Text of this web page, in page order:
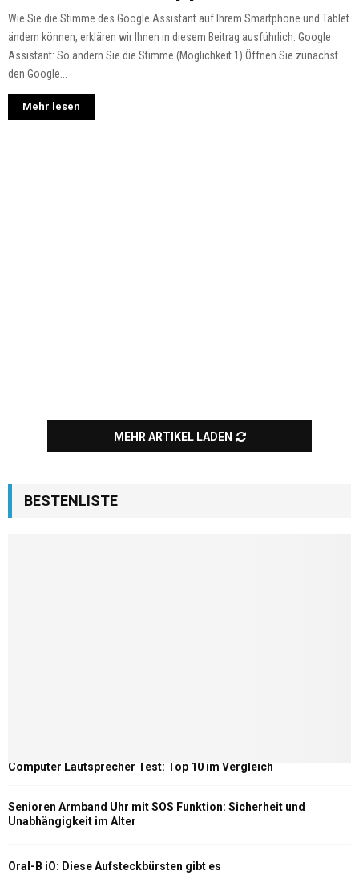
Wie Sie die Stimme des Google Assistant auf Ihrem Smartphone und Tablet
ändern können, erklären wir Ihnen in diesem Beitrag ausführlich. Google
Assistant: So ändern Sie die Stimme (Möglichkeit 1) Öffnen Sie zunächst
den Google...
Mehr lesen
MEHR ARTIKEL LADEN
BESTENLISTE
Computer Lautsprecher Test: Top 10 im Vergleich
Senioren Armband Uhr mit SOS Funktion: Sicherheit und
Unabhängigkeit im Alter
Oral-B iO: Diese Aufsteckbürsten gibt es